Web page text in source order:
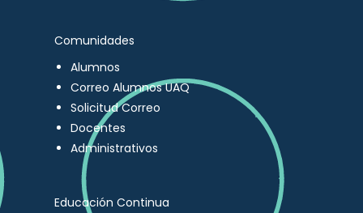
Comunidades
Alumnos
Correo Alumnos UAQ
Solicitud Correo
Docentes
Administrativos
Educación Continua